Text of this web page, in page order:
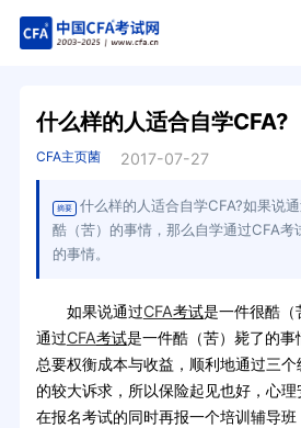
什么样的人适合自学CFA?
CFA主页菌 2017-07-27
摘要
什么样的人适合自学CFA?如果说
酷（苦）的事情，那么自学通过CFA考
的事情。
如果说通过CFA考试是一件很酷（
通过CFA考试是一件酷（苦）毙了的
总要权衡成本与收益，顺利地通过三
的较大诉求，所以保险起见也好，心
在报名考试的同时再报一个培训辅导